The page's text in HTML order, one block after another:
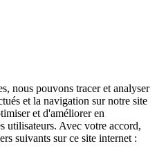
nous pouvons tracer et analyser
et la navigation sur notre site
et d'améliorer en
utilisateurs. Avec votre accord,
suivants sur ce site internet :